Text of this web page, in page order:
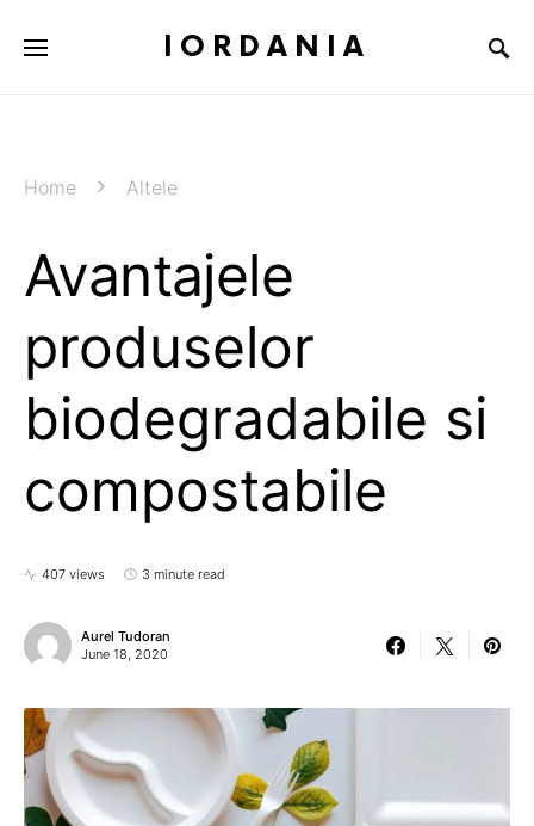
IORDANIA
Home Altele
Avantajele
produselor
biodegradabile si
compostabile
407 views 3 minute read
Aurel Tudoran
June 18, 2020